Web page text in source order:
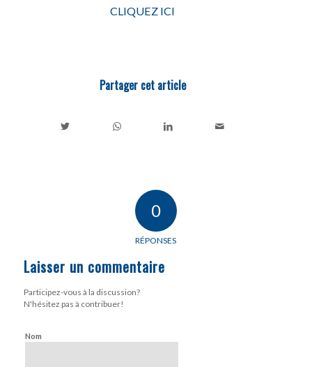
CLIQUEZ ICI
Partager cet article
0
RÉPONSES
Laisser un commentaire
Participez-vous à la discussion?
N'hésitez pas à contribuer!
Nom